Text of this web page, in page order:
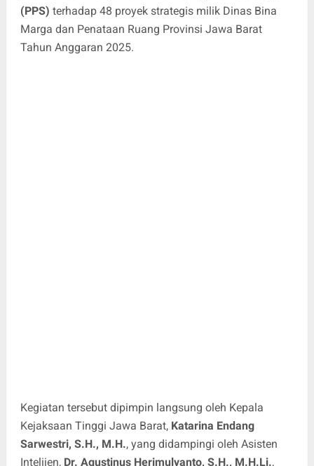
(PPS) terhadap 48 proyek strategis milik Dinas Bina
Marga dan Penataan Ruang Provinsi Jawa Barat
Tahun Anggaran 2025.
Kegiatan tersebut dipimpin langsung oleh Kepala
Kejaksaan Tinggi Jawa Barat, Katarina Endang
Sarwestri, S.H., M.H., yang didampingi oleh Asisten
Intelijen, Dr. Agustinus Herimulyanto, S.H., M.H.Li.,